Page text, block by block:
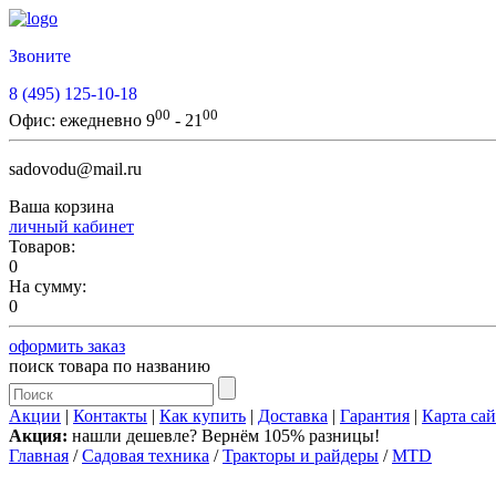
Звоните
8 (495) 125-10-18
Офис: ежедневно 900 - 21 00
sadovodu@mail.ru
Ваша корзина
личный кабинет
Товаров:
0
На сумму:
0
оформить заказ
поиск товара по названию
Акции | Контакты | Как купить | Доставка | Гарантия | Карта
Акция: нашли дешевле? Вернём 105% разницы!
Главная /Садовая техника /Тракторы и райдеры /MTD